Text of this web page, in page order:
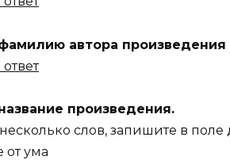
автора произведения
произведения.
слов, запишите в поле
от ума